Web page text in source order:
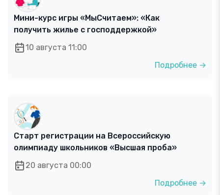
Мини-курс игры «МыСчитаем»: «Как
получить жилье с господдержкой»
10 августа 11:00
Подробнее →
Старт регистрации на Всероссийскую
олимпиаду школьников «Высшая проба»
20 августа 00:00
Подробнее →